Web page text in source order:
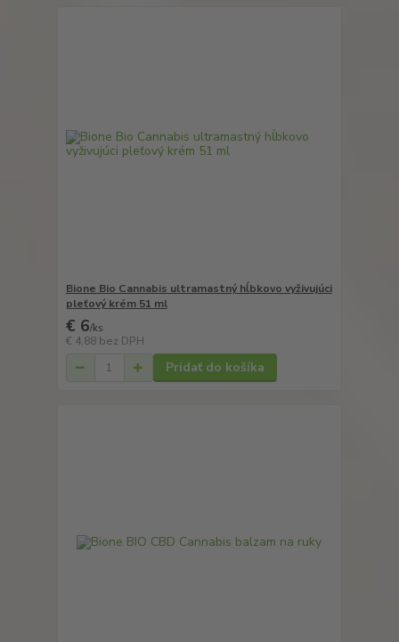
Bione Bio Cannabis ultramastný hĺbkovo vyživujúci
pleťový krém 51 ml
€ 6/ks
€ 4,88 bez DPH
Pridať do košíka